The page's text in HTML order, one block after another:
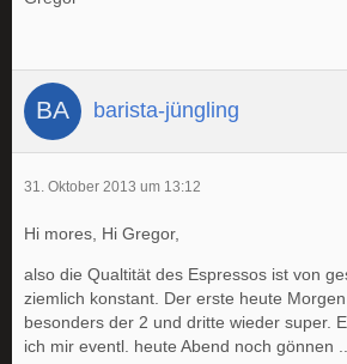
barista-jüngling
31. Oktober 2013 um 13:12
Hi mores, Hi Gregor,
also die Qualtität des Espressos ist von
ziemlich konstant. Der erste heute
besonders der 2 und dritte wieder super.
ich mir eventl. heute Abend noch gönnen ..